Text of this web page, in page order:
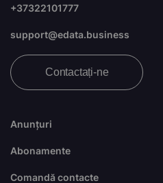
Anunțuri
Abonamente
Comandă contacte
+37322101777
support@edata.business
Contactați-ne